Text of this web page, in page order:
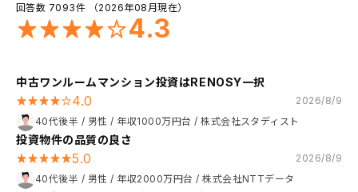
回答数 7093件 （2026年08月現在）
4.3
中古ワンルームマンション投資はRENOSY一択
4.0
2026/8/9
40代後半 / 男性 / 年収1000万円台 /株式会社スタディスト
投資物件の品質の良さ
5.0
2026/8/9
40代後半 / 男性 / 年収2000万円台 /株式会社NTTデータ